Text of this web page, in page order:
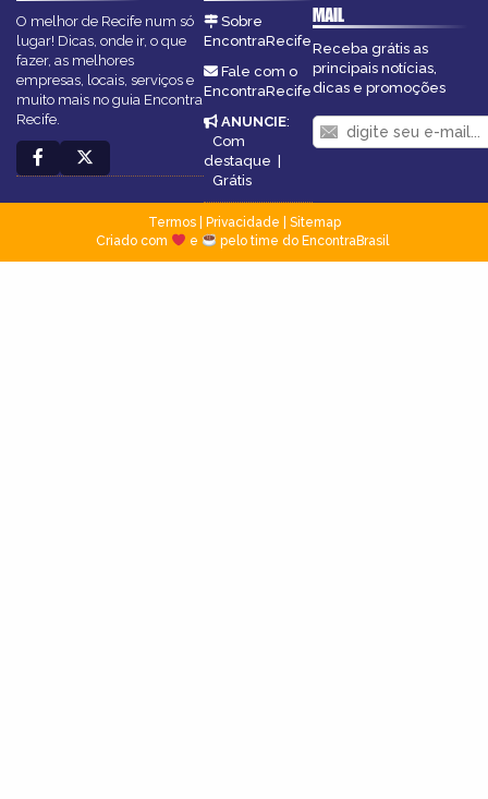
O melhor de Recife num só
lugar! Dicas, onde ir, o que
fazer, as melhores
empresas, locais, serviços e
muito mais no guia Encontra
Recife.
Sobre
EncontraRecife
Fale com o
EncontraRecife
ANUNCIE:
Com
destaque |
Grátis
MAIL
Receba grátis as
principais notícias,
dicas e promoções
Termos| Privacidade
Sitemap
Criado com
e pelo time do EncontraBrasil